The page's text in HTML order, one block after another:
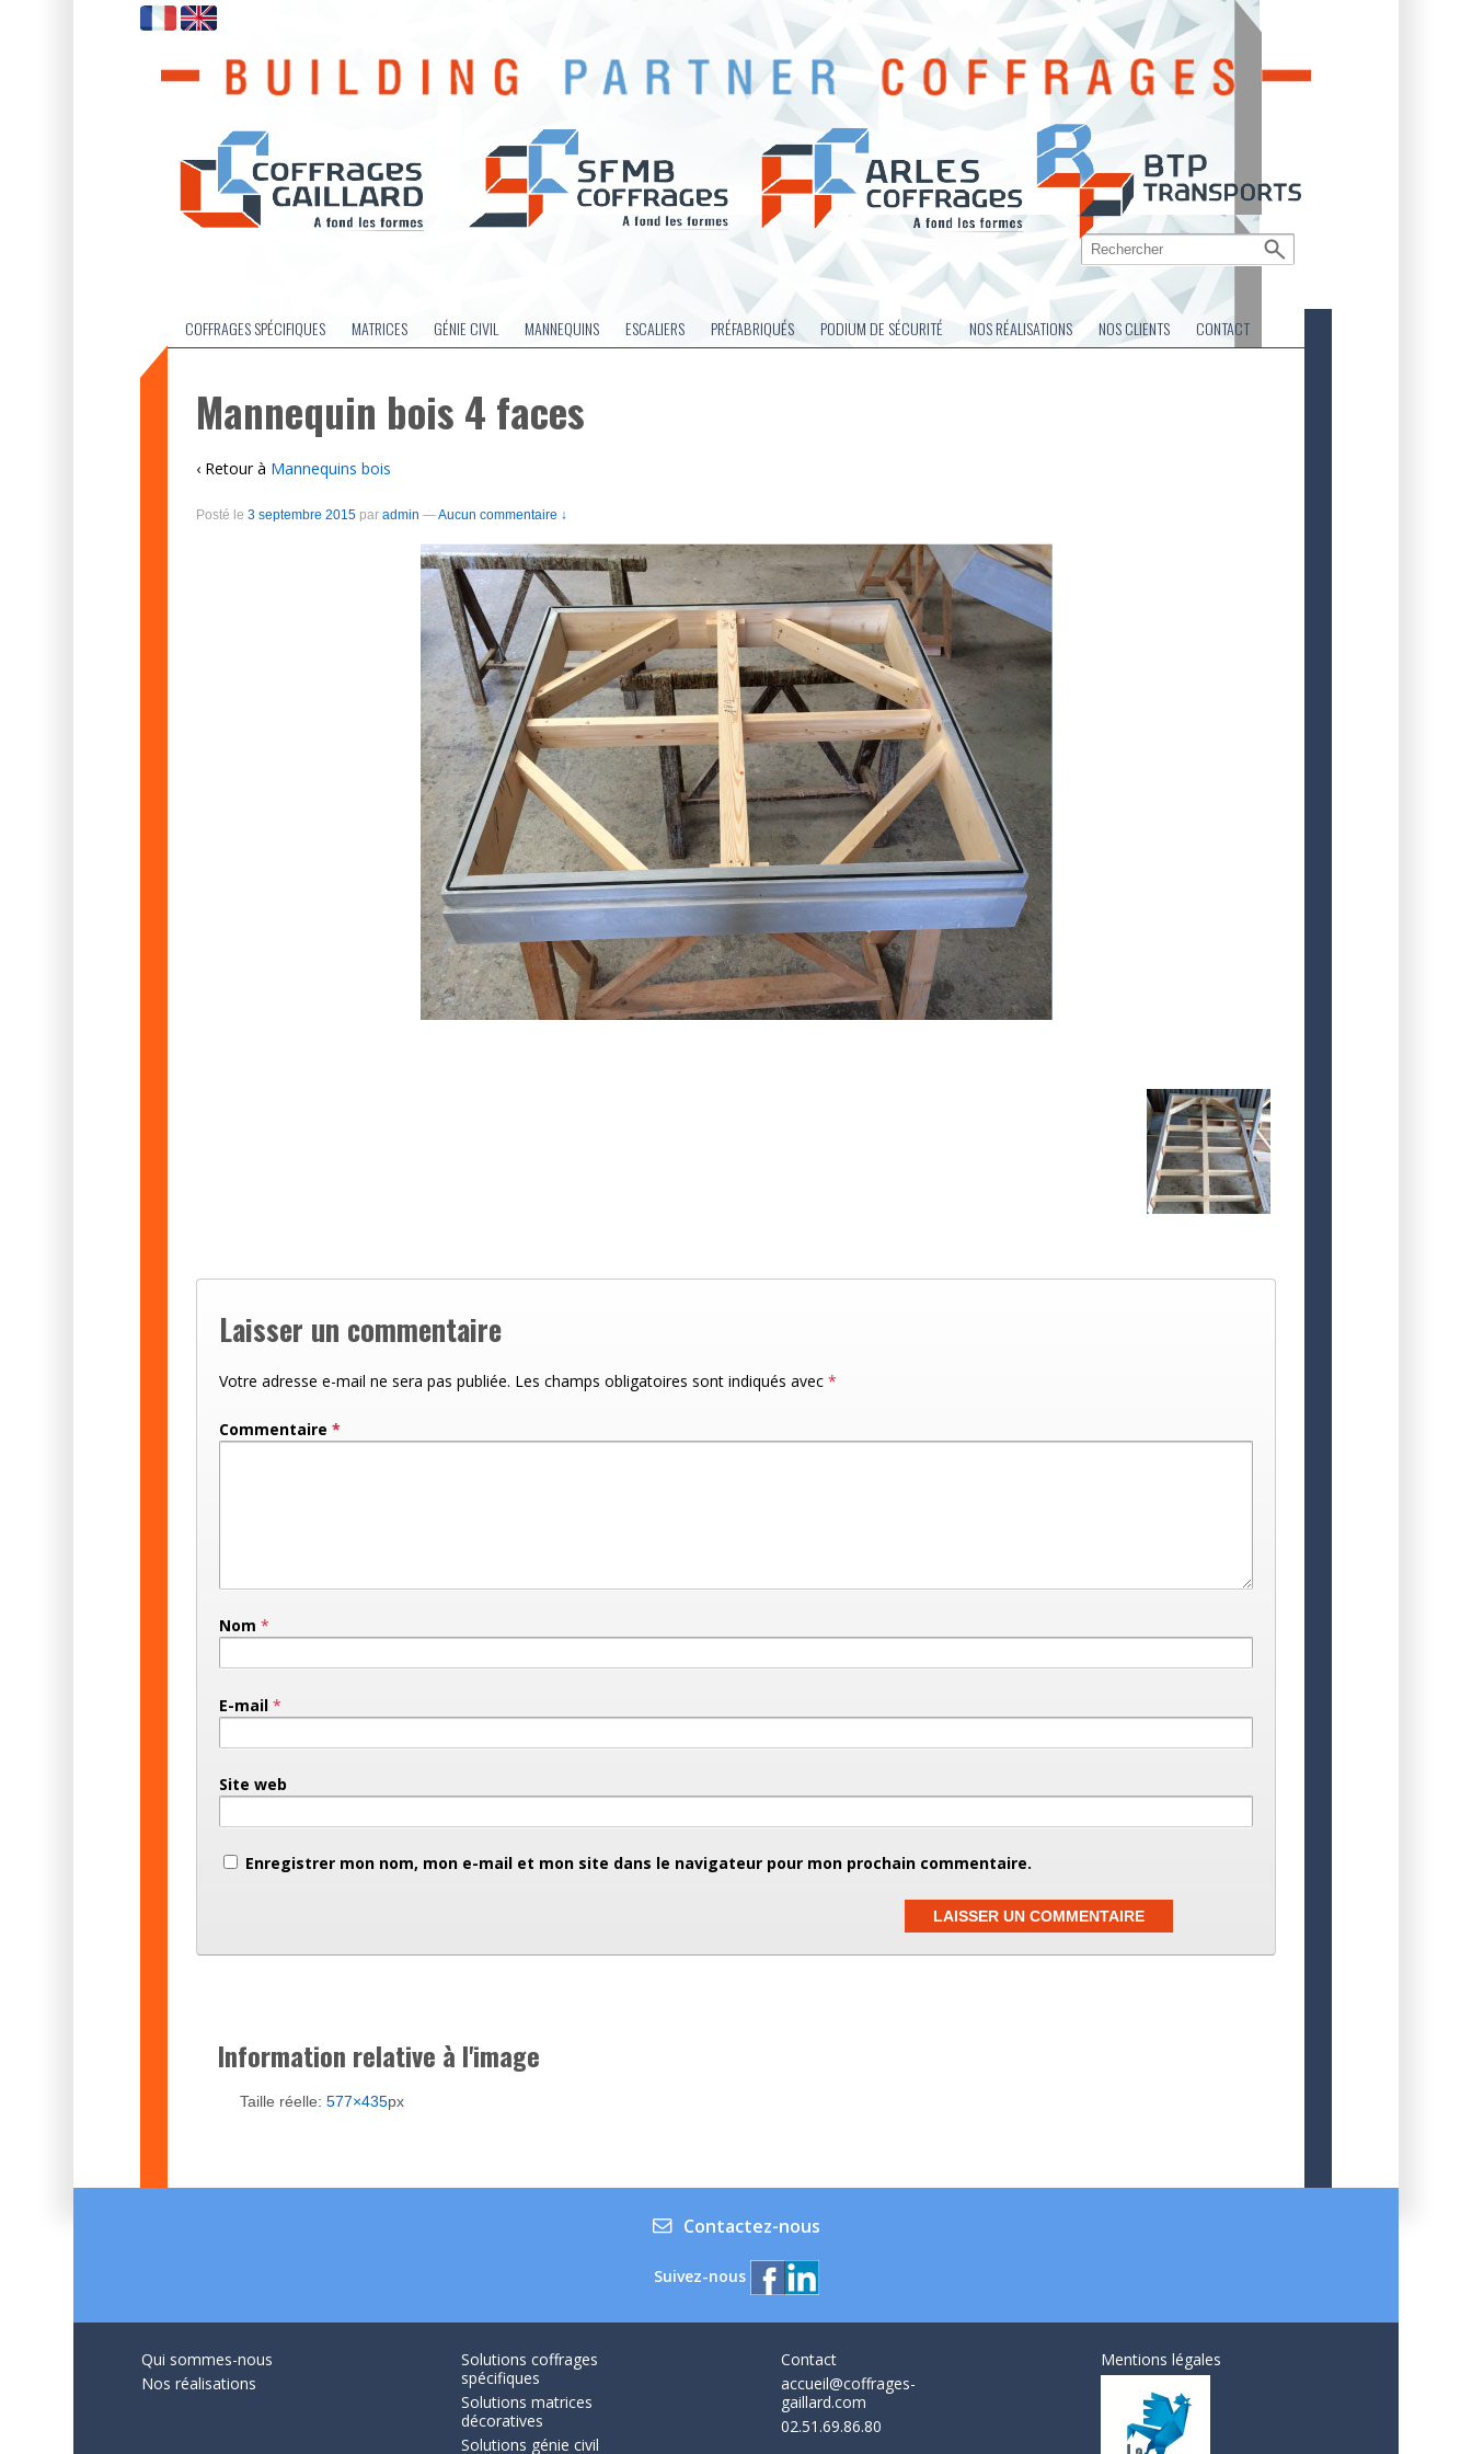
COFFRAGES SPÉCIFIQUES MATRICES GÉNIE CIVIL MANNEQUINS ESCALIERS PRÉFABRIQUÉS PODIUM DE SÉCURITÉ NOS RÉALISATIONS NOS CLIENTS CONTACT
Mannequin bois 4 faces
‹ Retour à Mannequins bois
Posté le 3 septembre 2015par admin —Aucun commentaire ↓
Laisser un commentaire
Votre adresse e-mail ne sera pas publiée. Les champs obligatoires sont indiqués avec *
Commentaire *
Nom *
E-mail *
Site web
Enregistrer mon nom, mon e-mail et mon site dans le navigateur pour mon prochain commentaire.
Information relative à l'image
Taille réelle: 577×435px
Contactez-nous
Suivez-nous
Qui sommes-nous
Nos réalisations
Solutions coffrages
spécifiques
Solutions matrices
décoratives
Solutions génie civil
Contact
accueil@coffrages-
gaillard.com
02.51.69.86.80
Mentions légales